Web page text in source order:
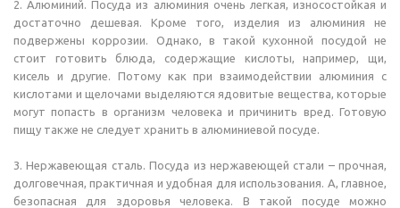
2. Алюминий. Посуда из алюминия очень легкая, износостойкая и
достаточно дешевая. Кроме того, изделия из алюминия не
подвержены коррозии. Однако, в такой кухонной посудой не
стоит готовить блюда, содержащие кислоты, например, щи,
кисель и другие. Потому как при взаимодействии алюминия с
кислотами и щелочами выделяются ядовитые вещества, которые
могут попасть в организм человека и причинить вред. Готовую
пищу также не следует хранить в алюминиевой посуде.
3. Нержавеющая сталь. Посуда из нержавеющей стали – прочная,
долговечная, практичная и удобная для использования. А, главное,
безопасная для здоровья человека. В такой посуде можно